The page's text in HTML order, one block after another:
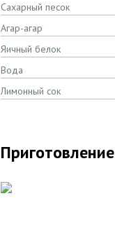
Сахарный песок
Агар-агар
Яичный белок
Вода
Лимонный сок
Приготовление